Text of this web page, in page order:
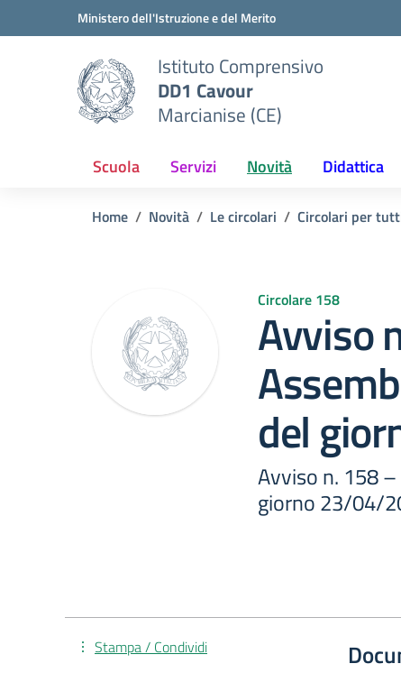
Vai ai contenuti
Vai al menu di navigazioneMinistero dell'Istruzione e del Merito
Istituto Comprensivo
DD1 Cavour
Marcianise (CE)
Scuola Servizi Novità Didattica
Home Novità Le circolari Circolari per
Circolare 158
Avviso
del
Avviso n. 158
giorno 23/04/
Stampa / Condividi